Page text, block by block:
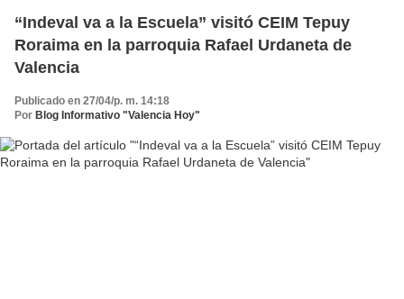
“Indeval va a la Escuela” visitó CEIM Tepuy
Roraima en la parroquia Rafael Urdaneta de
Valencia
Publicado en 27/04/p. m. 14:18
Por Blog Informativo "Valencia Hoy"